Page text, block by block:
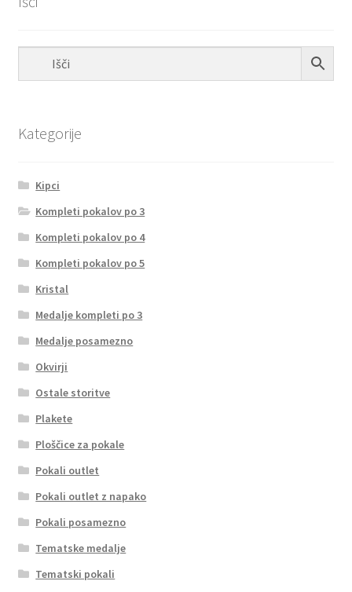
Kategorije
Kipci
Kompleti pokalov po 3
Kompleti pokalov po 4
Kompleti pokalov po 5
Kristal
Medalje kompleti po 3
Medalje posamezno
Okvirji
Ostale storitve
Plakete
Ploščice za pokale
Pokali outlet
Pokali outlet z napako
Pokali posamezno
Tematske medalje
Tematski pokali